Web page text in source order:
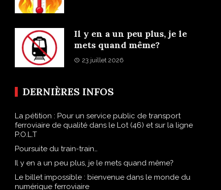
Il y en a un peu plus, je le
mets quand même?
23 juillet 2026
DERNIÈRES INFOS
La pétition : Pour un service public de transport
ferroviaire de qualité dans le Lot (46) et sur la ligne
P.O.L.T
Poursuite du train-train…
Il y en a un peu plus, je le mets quand même?
Le billet impossible : bienvenue dans le monde du
numérique ferroviaire